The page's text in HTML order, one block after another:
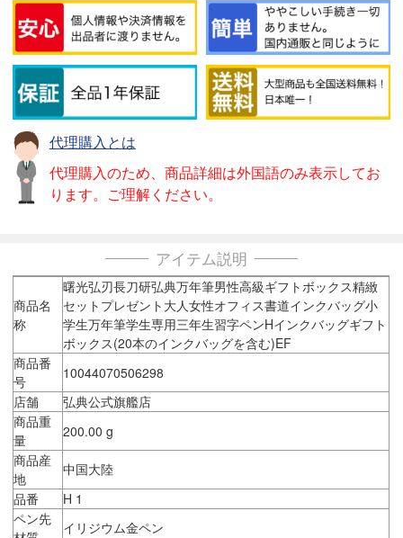
代理購入とは
代理購入のため、商品詳細は外国語のみ表示してお
ります。ご理解ください。
アイテム説明
商品名
称
曙光弘刃長刀研弘典万年筆男性高級ギフトボックス精緻
セットプレゼント大人女性オフィス書道インクバッグ小
学生万年筆学生専用三年生習字ペンHインクバッグギフト
ボックス(20本のインクバッグを含む)EF
商品番
号
10044070506298
店舗
弘典公式旗艦店
商品重
量
200.00 g
商品産
地
中国大陸
品番
H 1
ペン先
イリジウム金ペン